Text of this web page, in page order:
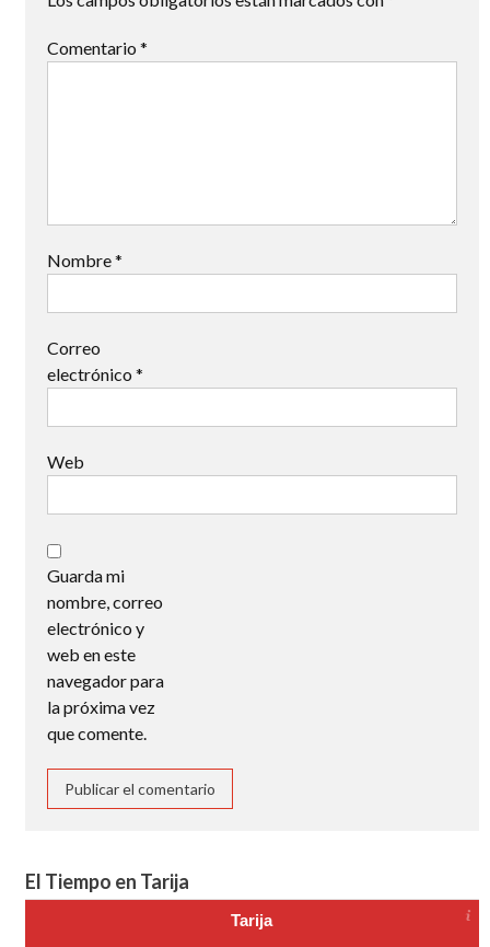
Comentario *
Nombre*
Correo
electrónico *
Web
Guarda mi
nombre, correo
electrónico y
web en este
navegador para
la próxima vez
que comente.
El Tiempo en Tarija
Tarija